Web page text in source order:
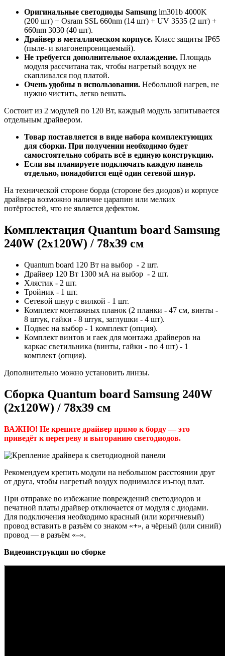
Оригинальные светодиоды Samsung lm301b 4000K
(200 шт) + Osram SSL 660nm (14 шт) + UV 3535 (2 шт) +
660nm 3030 (40 шт).
Драйвер в металлическом корпусе. Класс защиты IP65
(пыле- и влагонепроницаемый).
Не требуется дополнительное охлаждение. Площадь
модуля рассчитана так, чтобы нагретый воздух не
скапливался под платой.
Очень удобны в использовании. Небольшой нагрев, не
нужно чистить, легко вешать.
Состоит из 2 модулей по 120 Вт, каждый модуль запитывается
отдельным драйвером.
Товар поставляется в виде набора комплектующих
для сборки. При получении необходимо будет
самостоятельно собрать всё в единую конструкцию.
Если вы планируете подключать каждую панель
отдельно, понадобится ещё один сетевой шнур.
На технической стороне борда (стороне без диодов) и корпусе
драйвера возможно наличие царапин или мелких
потёртостей, что не является дефектом.
Комплектация Quantum board Samsung
240W (2x120W) / 78x39 см
Quantum board 120 Вт на выбор - 2 шт.
Драйвер 120 Вт 1300 мА на выбор - 2 шт.
Хлястик - 2 шт.
Тройник - 1 шт.
Сетевой шнур с вилкой - 1 шт.
Комплект монтажных планок (2 планки - 47 см, винты -
8 штук, гайки - 8 штук, заглушки - 4 шт).
Подвес на выбор - 1 комплект (опция).
Комплект винтов и гаек для монтажа драйверов на
каркас светильника (винты, гайки - по 4 шт) - 1
комплект (опция).
Дополнительно можно установить линзы.
Сборка Quantum board Samsung 240W
(2x120W) / 78x39 см
ВАЖНО! Не крепите драйвер прямо к борду — это
приведёт к перегреву и выгоранию светодиодов.
Рекомендуем крепить модули на небольшом расстоянии друг
от друга, чтобы нагретый воздух поднимался из-под плат.
При отправке во избежание повреждений светодиодов и
печатной платы драйвер отключается от модуля с диодами.
Для подключения необходимо красный (или коричневый)
провод вставить в разъём со знаком «+», а чёрный (или синий)
провод — в разъём «–».
Видеоинструкция по сборке